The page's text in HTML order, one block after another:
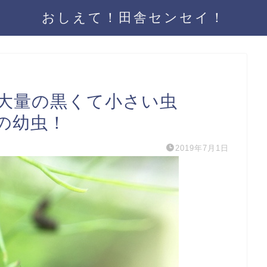
おしえて！田舎センセイ！
量の黒くて小さい虫
幼虫！
2019年7月1日